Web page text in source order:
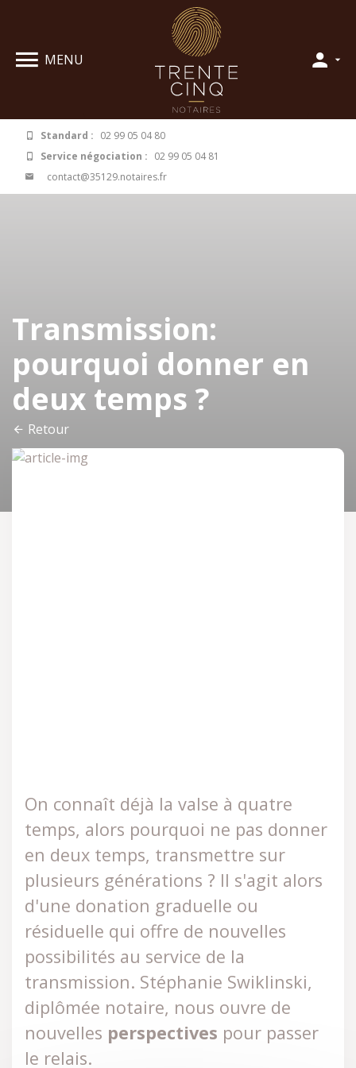
MENU
Standard : 02 99 05 04 80
Service négociation : 02 99 05 04 81
contact@35129.notaires.fr
Transmission:
pourquoi donner en
deux temps ?
Retour
On connaît déjà la valse à quatre
temps, alors pourquoi ne pas donner
en deux temps, transmettre sur
plusieurs générations ? Il s'agit alors
d'une donation graduelle ou
résiduelle qui offre de nouvelles
possibilités au service de la
transmission. Stéphanie Swiklinski,
diplômée notaire, nous ouvre de
nouvelles perspectives pour passer
le relais.
Panneau de gestion des cookies